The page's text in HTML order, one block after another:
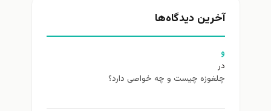
آخرین دیدگاه‌ها
و
در
چلغوزه چیست و چه خواصی دارد؟